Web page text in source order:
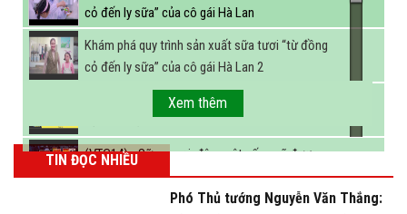
cỏ đến ly sữa” của cô gái Hà Lan
Khám phá quy trình sản xuất sữa tươi “từ đồng
cỏ đến ly sữa” của cô gái Hà Lan 2
FBNC - Ngành sữa hướng tới mục tiêu 3,4 tỷ lít
sữa vào năm 2025
(VTC14) - Sữa ngoại, động vật sống sẽ được
miễn thuế nhập khẩu
Xem thêm
TIN ĐỌC NHIỀU
Phó Thủ tướng Nguyễn Văn Thắng: